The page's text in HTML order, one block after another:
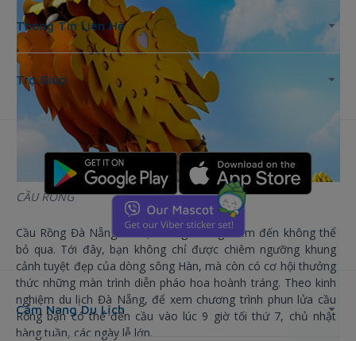
CẦU RỒNG
Cầu Rồng Đà Nẵng là một trong những điểm đến không thể
bỏ qua. Tới đây, bạn không chỉ được chiêm ngưỡng khung
cảnh tuyệt đẹp của dòng sông Hàn, mà còn có cơ hội thưởng
thức những màn trình diễn pháo hoa hoành tráng. Theo kinh
nghiệm du lịch Đà Nẵng, để xem chương trình phun lửa cầu
Rồng bạn có thể đến cầu vào lúc 9 giờ tối thứ 7, chủ nhật
hàng tuần, các ngày lễ lớn.
Thông Tin Liên Hệ
Trợ Giúp
Cẩm Nang Du Lịch